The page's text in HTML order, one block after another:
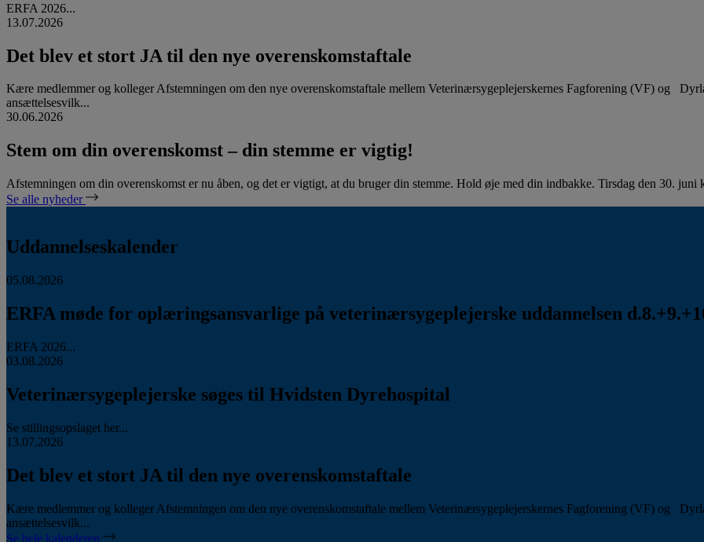
ERFA 2026...
13.07.2026
Det blev et stort JA til den nye overenskomstaftale
Kære medlemmer og kolleger Afstemningen om den nye overenskomstaftale mellem Veterinærsygeplejerskernes Fagforening (VF) og
ansættelsesvilk...
30.06.2026
Stem om din overenskomst – din stemme er vigtig!
Afstemningen om din overenskomst er nu åben, og det er vigtigt, at du bruger din stemme. Hold øje med din indbakke. Tirsdag den 30.
Se alle nyheder
Uddannelseskalender
05.08.2026
ERFA møde for oplæringsansvarlige på veterinærsygeplejerske uddannelsen
ERFA 2026...
03.08.2026
Veterinærsygeplejerske søges til Hvidsten Dyrehospital
Se stillingsopslaget her...
13.07.2026
Det blev et stort JA til den nye overenskomstaftale
Kære medlemmer og kolleger Afstemningen om den nye overenskomstaftale mellem Veterinærsygeplejerskernes Fagforening (VF) og
ansættelsesvilk...
Se hele kalenderen